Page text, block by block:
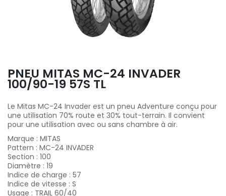
PNEU MITAS MC-24 INVADER
100/90-19 57S TL
Le Mitas MC-24 Invader est un pneu Adventure conçu pour
une utilisation 70% route et 30% tout-terrain. Il convient
pour une utilisation avec ou sans chambre à air.
Marque : MITAS
Pattern : MC-24 INVADER
Section : 100
Diamètre : 19
Indice de charge : 57
Indice de vitesse : S
Usage : TRAIL 60/40